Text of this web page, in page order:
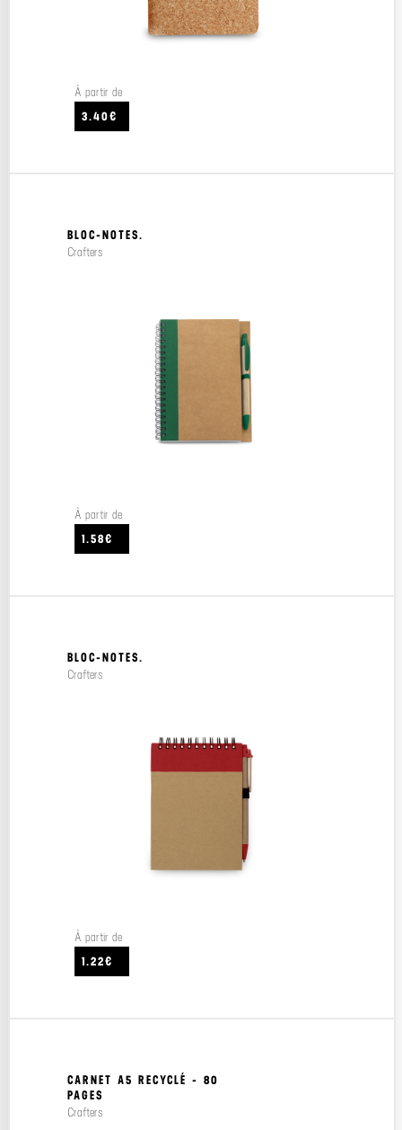
À partir de
3.40€
BLOC-NOTES.
Crafters
À partir de
1.58€
BLOC-NOTES.
Crafters
À partir de
1.22€
CARNET A5 RECYCLÉ - 80
PAGES
Crafters